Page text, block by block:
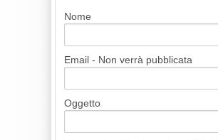
Nome
Email - Non verrà pubblicata
Oggetto